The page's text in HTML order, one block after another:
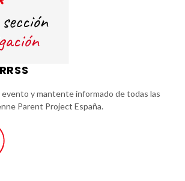
y mantente informado de todas las
Parent Project España.